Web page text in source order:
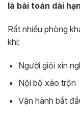
là bài toán dài
Rất nhiều phòng
khi:
Người giỏi xin
Nội bộ xáo trộn
Vận hành bắt